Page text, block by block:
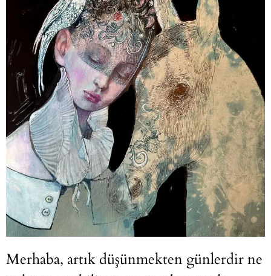
Merhaba, artık düşünmekten günlerdir ne